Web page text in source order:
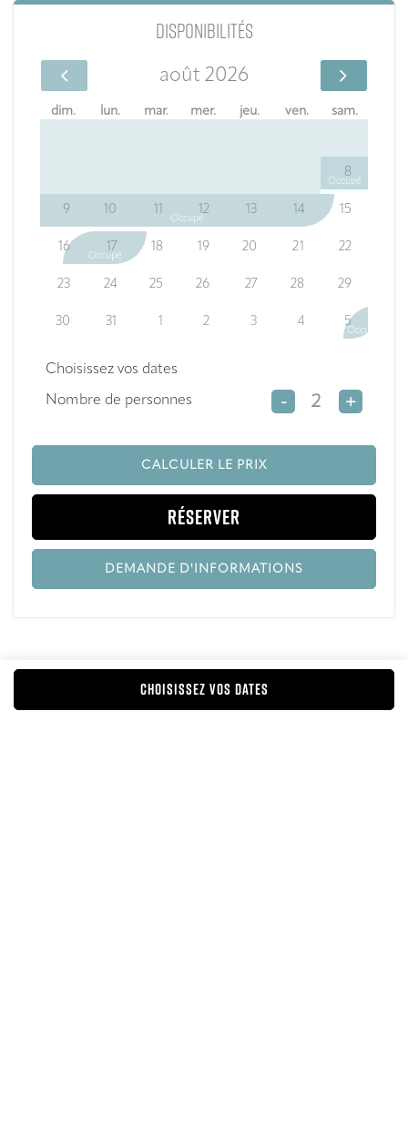
DISPONIBILITÉS
août 2026
dim. lun. mar. mer. jeu. ven. sam.
8
Occupé
9 10 11 12 13 14 15
Occupé
16 17 18 19 20 21 22
Occupé
23 24 25 26 27 28 29
30 31 1 2 3 4 5
Occupé
Choisissez vos dates
Nombre de personnes
- +
CALCULER LE PRIX
RÉSERVER
DEMANDE D'INFORMATIONS
CHOISISSEZ VOS DATES